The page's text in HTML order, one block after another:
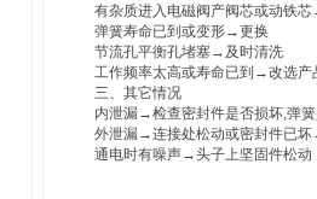
有杂质进入电磁阀产阀芯或动铁芯
弹簧寿命已到或变形→更换
节流孔平衡孔堵塞→及时清洗
工作频率太高或寿命已到→改选产
三、其它情况
内泄漏→检查密封件是否损坏,弹簧
外泄漏→连接处松动或密封件已坏
通电时有噪声→头子上坚固件松动，